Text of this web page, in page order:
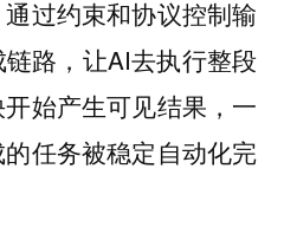
过约束和协议控制输
路，让AI去执行整段
始产生可见结果，一
任务被稳定自动化完